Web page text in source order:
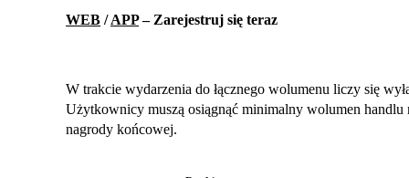
WEB /APP– Zarejestruj się teraz
W trakcie wydarzenia do łącznego wolumenu liczy się
Użytkownicy muszą osiągnąć minimalny wolumen
nagrody końcowej.